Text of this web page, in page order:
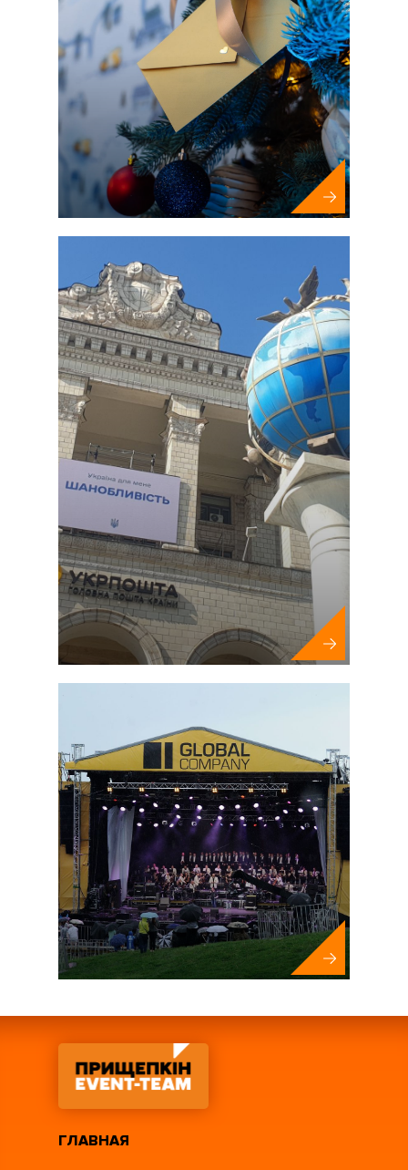
Мероприятия за рубежом (MICE)
Новогодние мероприятия
Фестивали и муниципальные
мероприятия
Спортивные соревнования и
чемпионаты
ГЛАВНАЯ